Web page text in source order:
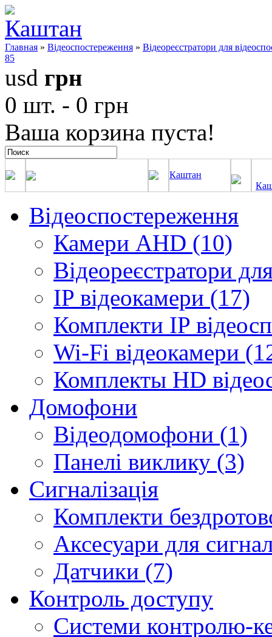
Главная » Відеоспостереження » Відеореєстратори для
85
usd грн
0 шт. - 0 грн
Ваша корзина пуста!
Каштан
Відеоспостереження
Камери AHD (10)
Відеореєстратори
IP відеокамери (17)
Комплекти IP
Wi-Fi відеокамери
Комплекты HD
Домофони
Відеодомофони (1)
Панелі виклику (3)
Сигналізація
Комплекти
Аксесуари для
Датчики (7)
Контроль доступу
Системи контролю-